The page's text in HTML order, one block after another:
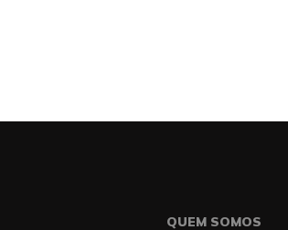
QUEM SOMOS